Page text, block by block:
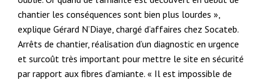
chantier les conséquences sont bien plus lourdes »,
explique Gérard N’Diaye, chargé d’affaires chez Socateb.
Arrêts de chantier, réalisation d’un diagnostic en urgence
et surcoût très important pour mettre le site en sécurité
par rapport aux fibres d’amiante. « Il est impossible de